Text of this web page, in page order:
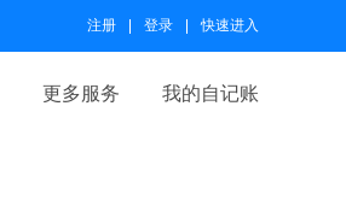
注册 登录 快速进入
更多服务 我的自记账